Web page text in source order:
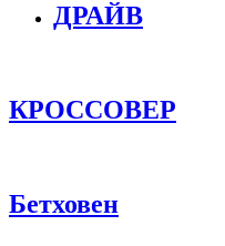
ДРАЙВ
КРОССОВЕР
Бетховен